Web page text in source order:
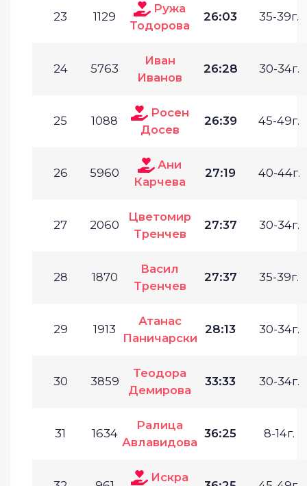
23 1129
Ружа
Тодорова
26:03 35-39г.
24 5763
Иван
Иванов
26:28 30-34г.
25 1088
Росен
Досев
26:39 45-49г.
26 5960
Ани
Карчева
27:19 40-44г.
27 2060
Цветомир
Тренчев
27:37 30-34г.
28 1870
Васил
Тренчев
27:37 35-39г.
29 1913
Атанас
Паничарски
28:13 30-34г.
30 3859
Теодора
Демирова
33:33 30-34г.
31 1634
Ралица
Авлавидова
36:25 8-14г.
Искра